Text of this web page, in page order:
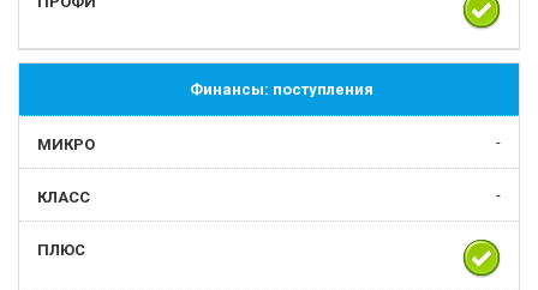
Финансы: поступления
-
-